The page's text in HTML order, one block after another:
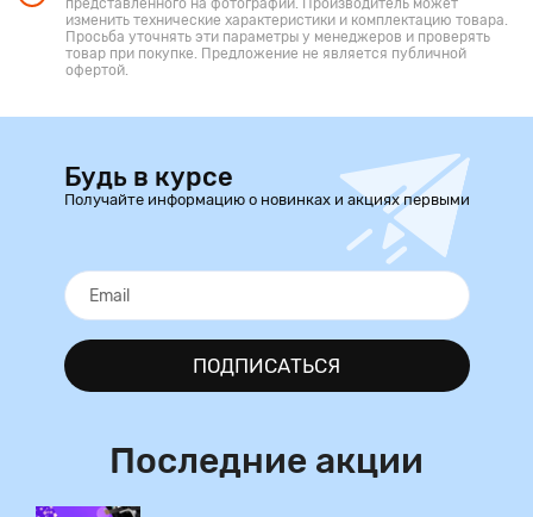
представленного на фотографии. Производитель может
изменить технические характеристики и комплектацию товара.
Просьба уточнять эти параметры у менеджеров и проверять
товар при покупке. Предложение не является публичной
офертой.
Будь в курсе
Получайте информацию о новинках и акциях первыми
ПОДПИСАТЬСЯ
Последние акции